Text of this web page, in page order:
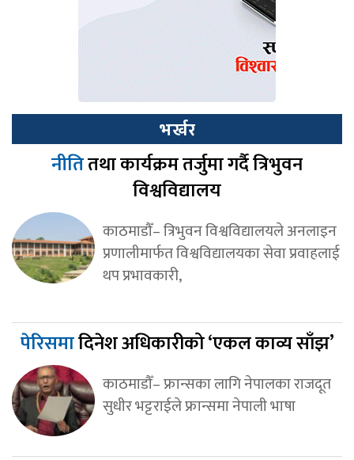
भर्खर
नीतितथा कार्यक्रम तर्जुमा गर्दै त्रिभुवन
विश्वविद्यालय
काठमाडौँ– त्रिभुवन विश्वविद्यालयले अनलाइन
प्रणालीमार्फत विश्वविद्यालयका सेवा प्रवाहलाई
थप प्रभावकारी,
पेरिसमादिनेश अधिकारीको ‘एकल काव्य साँझ’
काठमाडौँ– फ्रान्सका लागि नेपालका राजदूत
सुधीर भट्टराईले फ्रान्समा नेपाली भाषा